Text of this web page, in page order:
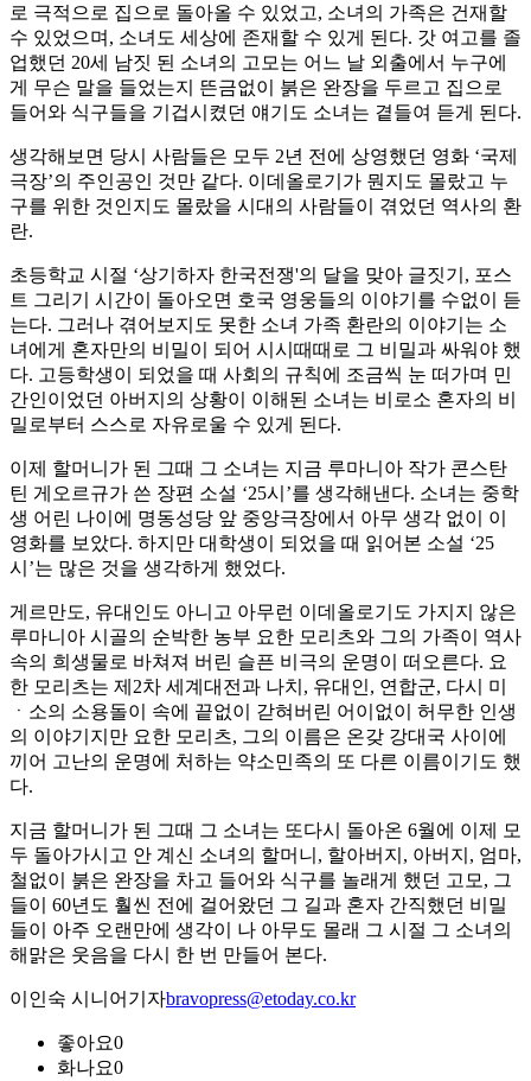
로 극적으로 집으로 돌아올 수 있었고, 소녀의 가족은 건재할
수 있었으며, 소녀도 세상에 존재할 수 있게 된다. 갓 여고를 졸
업했던 20세 남짓 된 소녀의 고모는 어느 날 외출에서 누구에
게 무슨 말을 들었는지 뜬금없이 붉은 완장을 두르고 집으로
들어와 식구들을 기겁시켰던 얘기도 소녀는 곁들여 듣게 된다.
생각해보면 당시 사람들은 모두 2년 전에 상영했던 영화 ‘국제
극장’의 주인공인 것만 같다. 이데올로기가 뭔지도 몰랐고 누
구를 위한 것인지도 몰랐을 시대의 사람들이 겪었던 역사의 환
란.
초등학교 시절 ‘상기하자 한국전쟁'의 달을 맞아 글짓기, 포스
트 그리기 시간이 돌아오면 호국 영웅들의 이야기를 수없이 듣
는다. 그러나 겪어보지도 못한 소녀 가족 환란의 이야기는 소
녀에게 혼자만의 비밀이 되어 시시때때로 그 비밀과 싸워야 했
다. 고등학생이 되었을 때 사회의 규칙에 조금씩 눈 떠가며 민
간인이었던 아버지의 상황이 이해된 소녀는 비로소 혼자의 비
밀로부터 스스로 자유로울 수 있게 된다.
이제 할머니가 된 그때 그 소녀는 지금 루마니아 작가 콘스탄
틴 게오르규가 쓴 장편 소설 ‘25시’를 생각해낸다. 소녀는 중학
생 어린 나이에 명동성당 앞 중앙극장에서 아무 생각 없이 이
영화를 보았다. 하지만 대학생이 되었을 때 읽어본 소설 ‘25
시’는 많은 것을 생각하게 했었다.
게르만도, 유대인도 아니고 아무런 이데올로기도 가지지 않은
루마니아 시골의 순박한 농부 요한 모리츠와 그의 가족이 역사
속의 희생물로 바쳐져 버린 슬픈 비극의 운명이 떠오른다. 요
한 모리츠는 제2차 세계대전과 나치, 유대인, 연합군, 다시 미
ㆍ소의 소용돌이 속에 끝없이 갇혀버린 어이없이 허무한 인생
의 이야기지만 요한 모리츠, 그의 이름은 온갖 강대국 사이에
끼어 고난의 운명에 처하는 약소민족의 또 다른 이름이기도 했
다.
지금 할머니가 된 그때 그 소녀는 또다시 돌아온 6월에 이제 모
두 돌아가시고 안 계신 소녀의 할머니, 할아버지, 아버지, 엄마,
철없이 붉은 완장을 차고 들어와 식구를 놀래게 했던 고모, 그
들이 60년도 훨씬 전에 걸어왔던 그 길과 혼자 간직했던 비밀
들이 아주 오랜만에 생각이 나 아무도 몰래 그 시절 그 소녀의
해맑은 웃음을 다시 한 번 만들어 본다.
이인숙 시니어기자bravopress@etoday.co.kr
좋아요0
화나요0